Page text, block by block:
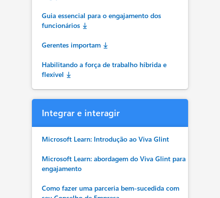
Guia essencial para o engajamento dos
funcionários
Gerentes importam
Habilitando a força de trabalho híbrida e
flexível
Integrar e interagir
Microsoft Learn: Introdução ao Viva Glint
Microsoft Learn: abordagem do Viva Glint para
engajamento
Como fazer uma parceria bem-sucedida com